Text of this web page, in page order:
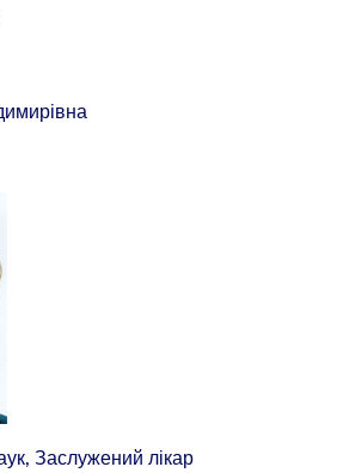
Заслужений лікар